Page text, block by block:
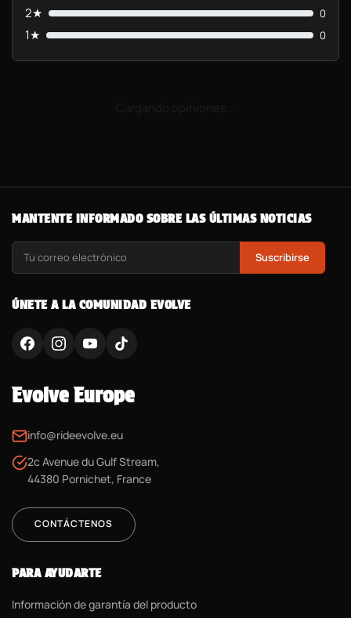
2★ 0
1★ 0
Cargando opiniones...
MANTENTE INFORMADO SOBRE LAS ÚLTIMAS NOTICIAS
Suscribirse
ÚNETE A LA COMUNIDAD EVOLVE
Evolve Europe
info@rideevolve.eu
2c Avenue du Gulf Stream,
44380 Pornichet, France
CONTÁCTENOS
PARA AYUDARTE
Información de garantía del producto